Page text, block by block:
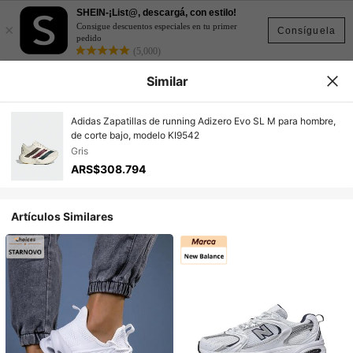
Consíguela
×
SHEIN-¡List@, descargá, con estilo!
Consigue descuentos especiales en tu primer
pedido
(5,000)
Similar
Adidas Zapatillas de running Adizero Evo SL M para hombre,
de corte bajo, modelo KI9542
Gris
ARS$308.794
Artículos Similares